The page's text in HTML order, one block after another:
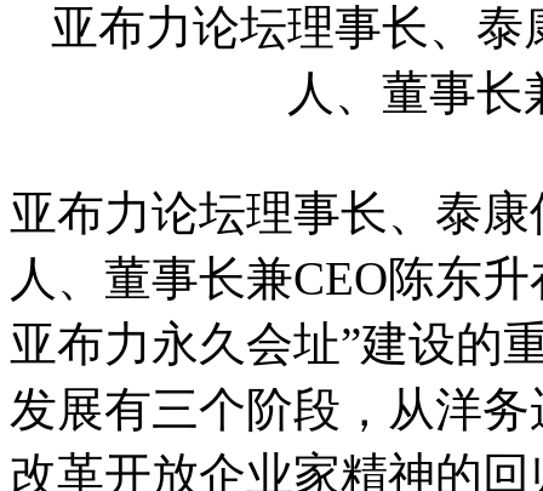
亚布力论坛理事长、
人、董事长
亚布力论坛理事长、泰
人、董事长兼CEO陈东
亚布力永久会址”建设的
发展有三个阶段，从洋
改革开放企业家精神的